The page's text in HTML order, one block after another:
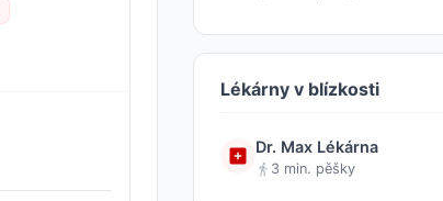
Lékárny v blízkosti
Dr. Max Lékárna
3 min. pěšky